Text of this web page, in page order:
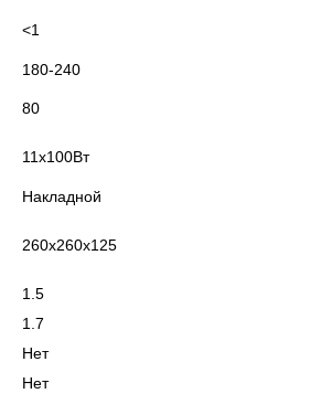
<1
180-240
80
11х100Вт
Накладной
260x260x125
1.5
1.7
Нет
Нет